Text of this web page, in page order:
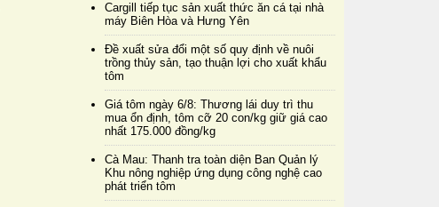
Cargill tiếp tục sản xuất thức ăn cá tại nhà
máy Biên Hòa và Hưng Yên
Đề xuất sửa đổi một số quy định về nuôi
trồng thủy sản, tạo thuận lợi cho xuất khẩu
tôm
Giá tôm ngày 6/8: Thương lái duy trì thu
mua ổn định, tôm cỡ 20 con/kg giữ giá cao
nhất 175.000 đồng/kg
Cà Mau: Thanh tra toàn diện Ban Quản lý
Khu nông nghiệp ứng dụng công nghệ cao
phát triển tôm